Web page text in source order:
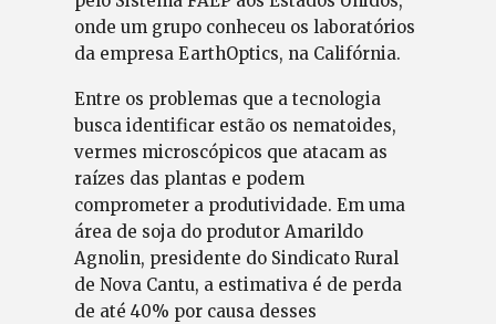
onde um grupo conheceu os laboratórios
da empresa EarthOptics, na Califórnia.
Entre os problemas que a tecnologia
busca identificar estão os nematoides,
vermes microscópicos que atacam as
raízes das plantas e podem
comprometer a produtividade. Em uma
área de soja do produtor Amarildo
Agnolin, presidente do Sindicato Rural
de Nova Cantu, a estimativa é de perda
de até 40% por causa desses